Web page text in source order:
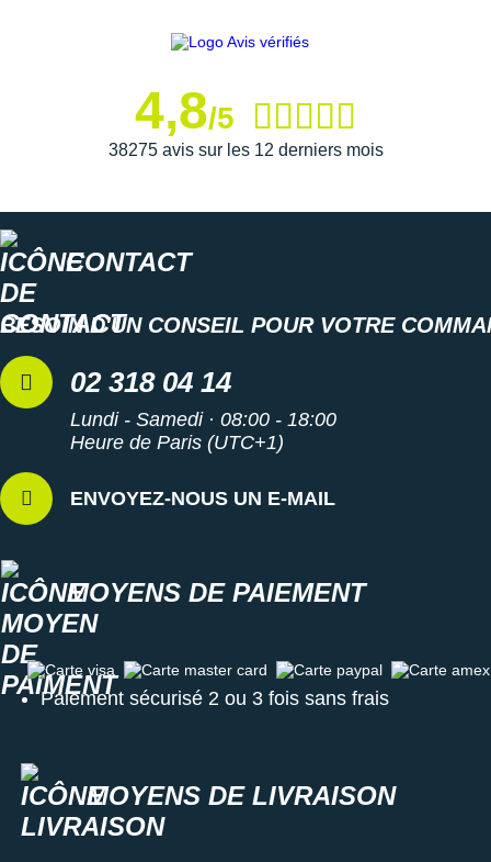
4,8/5
38275 avis sur les 12 derniers mois
CONTACT
BESOIN D'UN CONSEIL POUR VOTRE
02 318 04 14
Lundi - Samedi · 08:00 - 18:00
Heure de Paris (UTC+1)
ENVOYEZ-NOUS UN E-MAIL
MOYENS DE PAIEMENT
Carte visa Carte master card Carte paypal Carte amex
Paiement sécurisé 2 ou 3 fois sans frais
MOYENS DE LIVRAISON